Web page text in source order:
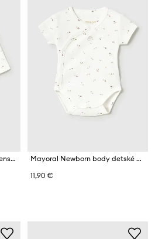
Mayoral Newborn body dojčenské bavlnené
Mayoral Newborn body detské bavlnené
11,90 €